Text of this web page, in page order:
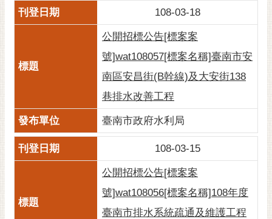
108-03-18
公開招標公告[標案案
號]wat108057[標案名稱]臺南市安
南區安昌街(B幹線)及大安街138
巷排水改善工程
臺南市政府水利局
108-03-15
公開招標公告[標案案
號]wat108056[標案名稱]108年度
臺南市排水系統疏通及維護工程